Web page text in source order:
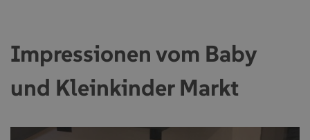
Impressionen vom Baby
und Kleinkinder Markt